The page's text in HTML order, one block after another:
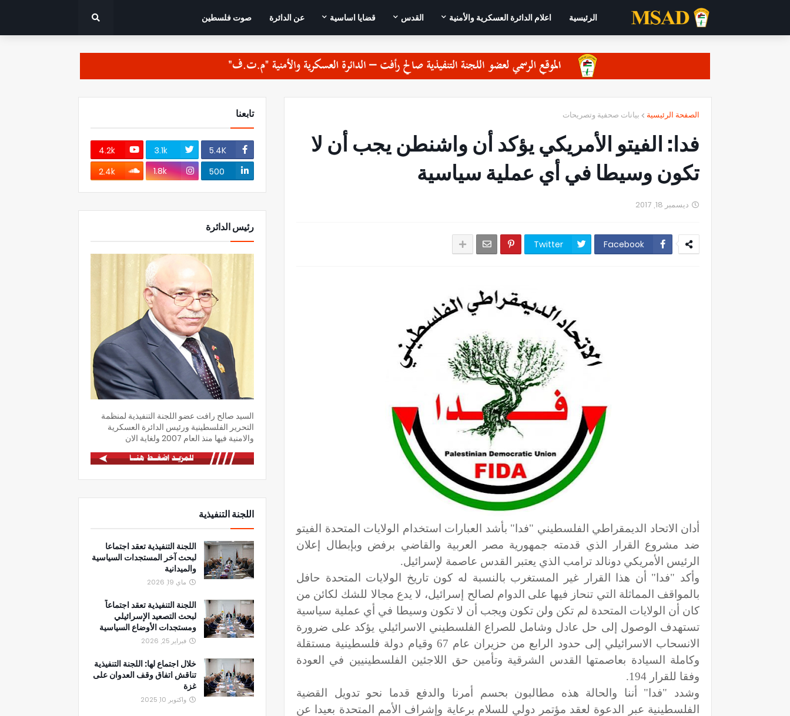
الرئيسية اعلام الدائرة العسكرية والأمنية القدس قضايا اساسية عن الدائرة صوت فلسطين
الصفحة الرئيسية بيانات صحفية وتصريحات
فدا: الفيتو الأمريكي يؤكد أن واشنطن يجب أن لا
تكون وسيطا في أي عملية سياسية
ديسمبر 18, 2017
Facebook
Twitter
أدان الاتحاد الديمقراطي الفلسطيني "فدا" بأشد العبارات استخدام الولايات المتحدة الفيتو
ضد مشروع القرار الذي قدمته جمهورية مصر العربية والقاضي برفض وبإبطال إعلان
الرئيس الأمريكي دونالد ترامب الذي يعتبر القدس عاصمة لإسرائيل.
وأكد "فدا" أن هذا القرار غير المستغرب بالنسبة له كون تاريخ الولايات المتحدة حافل
بالمواقف المماثلة التي تنحاز فيها على الدوام لصالح إسرائيل، لا يدع مجالا للشك لكائن من
كان أن الولايات المتحدة لم تكن ولن تكون ويجب أن لا تكون وسيطا في أي عملية سياسية
تستهدف الوصول إلى حل عادل وشامل للصراع الفلسطيني الاسرائيلي يؤكد على ضرورة
الانسحاب الاسرائيلي إلى حدود الرابع من حزيران عام 67 وقيام دولة فلسطينية مستقلة
وكاملة السيادة بعاصمتها القدس الشرقية وتأمين حق اللاجئين الفلسطينيين في العودة
وفقا للقرار 194
.
وشدد "فدا" أننا والحالة هذه مطالبون بحسم أمرنا والدفع قدما نحو تدويل القضية
الفلسطينية عبر الدعوة لعقد مؤتمر دولي للسلام برعاية وإشراف الأمم المتحدة بعيدا عن
تابعنا
5.4K
3.1k
4.2k
500
1.8k
2.4k
رئيس الدائرة
السيد صالح رافت عضو اللجنة التنفيذية لمنظمة
التحرير الفلسطينية ورئيس الدائرة العسكرية
والامنية فيها منذ العام 2007 ولغاية الان
اللجنة التنفيذية
اللجنة التنفيذية تعقد اجتماعا
لبحث آخر المستجدات السياسية
والميدانية
ماي 19, 2026
اللجنة التنفيذية تعقد اجتماعاً
لبحث التصعيد الإسرائيلي
ومستجدات الأوضاع السياسية
فبراير 25, 2026
خلال اجتماع لها: اللجنة التنفيذية
تناقش اتفاق وقف العدوان على
غزة
واكتوبر 10, 2025